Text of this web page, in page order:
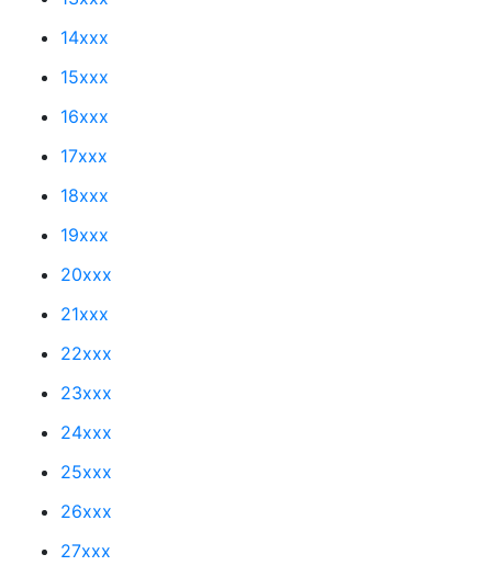
14xxx
15xxx
16xxx
17xxx
18xxx
19xxx
20xxx
21xxx
22xxx
23xxx
24xxx
25xxx
26xxx
27xxx